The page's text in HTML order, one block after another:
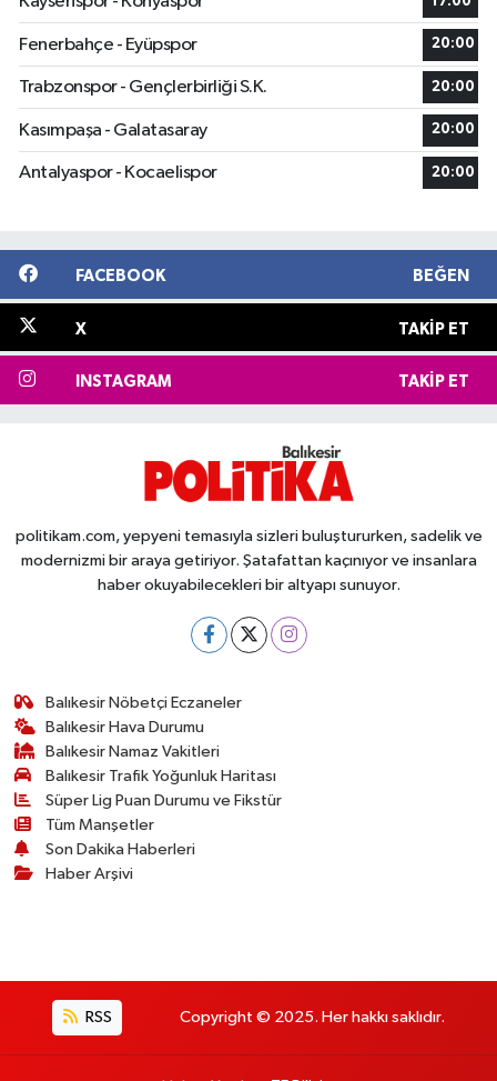
Fenerbahçe - Eyüpspor 20:00
Trabzonspor - Gençlerbirliği S.K. 20:00
Kasımpaşa - Galatasaray 20:00
Antalyaspor - Kocaelispor 20:00
FACEBOOK BEĞEN
X TAKIP ET
INSTAGRAM TAKIP ET
politikam.com, yepyeni temasıyla sizleri buluştururken, sadelik ve
modernizmi bir araya getiriyor. Şatafattan kaçınıyor ve insanlara
haber okuyabilecekleri bir altyapı sunuyor.
Balıkesir Nöbetçi Eczaneler
Balıkesir Hava Durumu
Balıkesir Namaz Vakitleri
Balıkesir Trafik Yoğunluk Haritası
Süper Lig Puan Durumu ve Fikstür
Tüm Manşetler
Son Dakika Haberleri
Haber Arşivi
RSS Copyright © 2025. Her hakkı saklıdır.